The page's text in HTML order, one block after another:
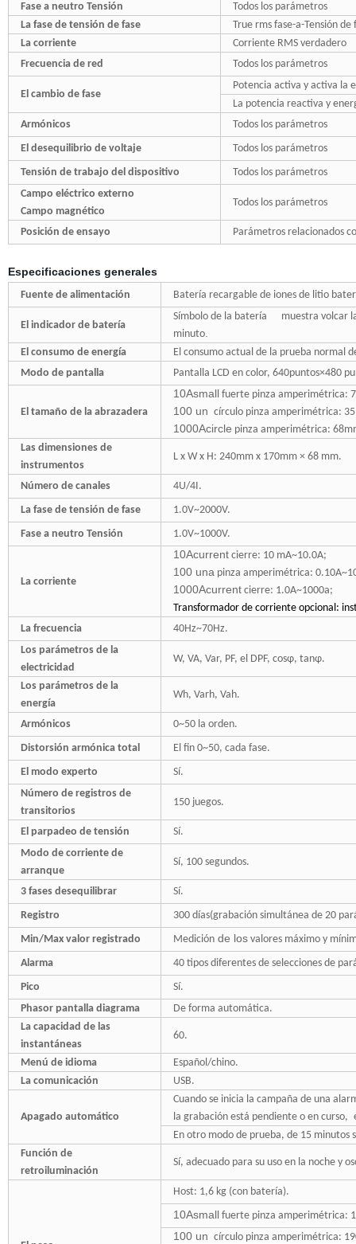
Fase a neutro Tensión
Todos los parámetros
La fase de tensión de fase
True rms fase-a-Tensión de
La corriente
Corriente RMS verdadero
Frecuencia de red
Todos los parámetros
El cambio de fase
Potencia activa y activa la
La potencia reactiva y
Armónicos
Todos los parámetros
El desequilibrio de voltaje
Todos los parámetros
Tensión de trabajo del dispositivo
Todos los parámetros
Campo eléctrico externo
Campo magnético
Todos los parámetros
Posición de ensayo Parámetros relacionados
Especificaciones generales
Fuente de alimentación Batería recargable de iones de litio
El indicador de batería
Símbolo de la batería muestra volcar
minuto.
El consumo de energía
El consumo actual de la prueba normal
Modo de pantalla
Pantalla LCD en color, 640puntos×480
El tamaño de la abrazadera
10Asmallfuertepinza amperimétrica:
100 un círculo pinza amperimétrica:
1000Acircle pinza amperimétrica:
Las dimensiones de
instrumentos
LxWxH: 240mmx170mm× 68 mm.
Número de canales
4U/4I.
La fase de tensión de fase
1.0V~2000V.
Fase a neutro Tensión
1.0V~1000V.
La corriente
10Acurrentcierre: 10 mA~10.0A;
100 unapinza amperimétrica: 0.10A~
1000Acurrentcierre: 1.0A~1000a;
Transformador de corriente opcional:
La frecuencia
40Hz~70Hz.
Los parámetros de la
electricidad
W, VA, Var, PF, el DPF, cosφ, tanφ.
Los parámetros de la
energía
Wh, Varh, Vah.
Armónicos 0~50 la orden.
Distorsión armónica total
El fin 0~50, cada fase.
El modo experto
Sí.
Número de registros de
transitorios
150 juegos.
El parpadeo de tensión
Sí.
Modo de corriente de
arranque
Sí, 100 segundos.
3 fases desequilibrar
Sí.
Registro
300 días(grabación simultánea de 20
Min/Max valor registrado
Mediciónde losvalores máximo y
Alarma
40 tipos diferentes de selecciones de
Pico
Sí.
Phasor pantalla diagrama
De forma automática.
La capacidad de las
instantáneas
60.
Menú de idioma
Español/chino.
La comunicación
USB.
Apagado automático
Cuando se inicia la campaña de una
la grabación está pendiente o en curso,
En otro modo de prueba, de 15 minutos
Función de
retroiluminación
Sí, adecuado para su uso en la noche y
Host: 1,6 kg (con batería).
10Asmallfuertepinza amperimétrica:
100 un círculo pinza amperimétrica: